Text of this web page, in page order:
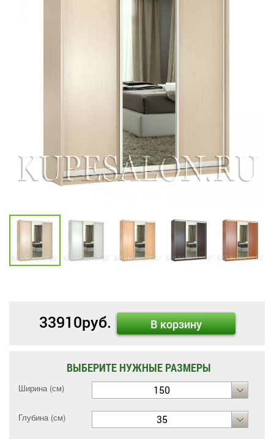
33910руб. В корзину
ВЫБЕРИТЕ НУЖНЫЕ РАЗМЕРЫ
Ширина (см) 150
Глубина (см) 35